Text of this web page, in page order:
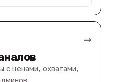
→
с ценами, охватами,